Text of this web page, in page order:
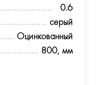
0.6
серый
Оцинкованный
800, мм